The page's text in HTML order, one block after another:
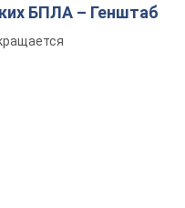
БПЛА – Генштаб